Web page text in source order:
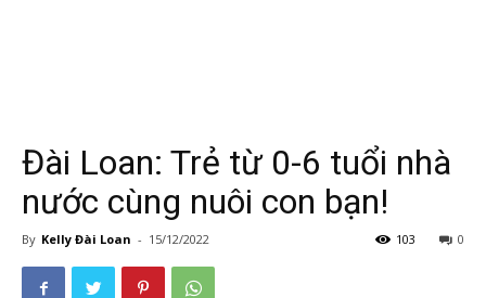
Đài Loan: Trẻ từ 0-6 tuổi nhà
nước cùng nuôi con bạn!
By Kelly Đài Loan - 15/12/2022 0
103